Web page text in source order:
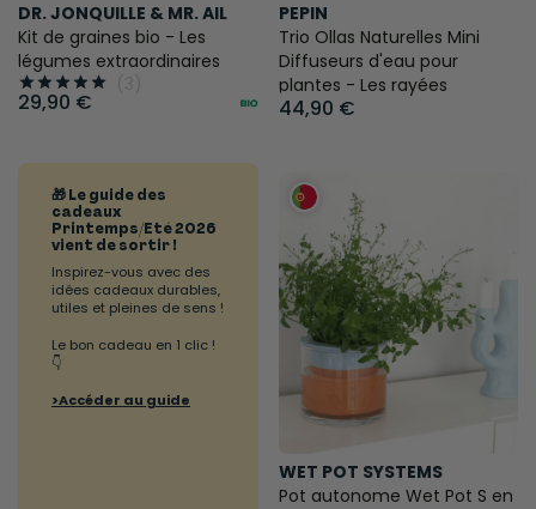
DR. JONQUILLE & MR. AIL
Kit de graines bio - Les
légumes extraordinaires
    
29,90 €
PEPIN
Trio Ollas Naturelles Mini
Diffuseurs d'eau pour
plantes - Les rayées
44,90 €
🎁 Le guide des
cadeaux
Printemps/Eté 2026
vient de sortir !
Inspirez-vous avec des
idées cadeaux durables,
utiles et pleines de sens !
Le bon cadeau en 1 clic !
👇
>Accéder au guide
WET POT SYSTEMS
Pot autonome Wet Pot S en